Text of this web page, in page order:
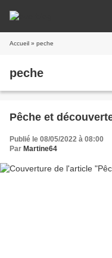
Accueil » peche
peche
Pêche et
Publié le 08/05/2022 à 08:00
Par Martine64